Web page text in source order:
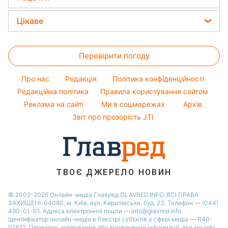
Новини Запоріжжя
Новини Львова
Новини Дніпра
Новини Тернополя
Новини Житомира
Новини Одеси
Новини Харкова
Прогноз погоди
Магнітні бурі
Ольга Сумська
Філіп Кіркоров
Олена Зеленська
Кейт Міддлтон
Алла Пугачова
Максим Галкін
Віталій Козловський
Закуски
Салати
Легкі десерти
Напої
Святкове меню
Цікаве
Тести по картинці
Оптичні ілюзії
Народні прикмети
Усе про шоу-бізнес
Перевірити погоду
Про нас Редакція
Політика конфіденційності
Редакційна політика
Правила користування сайтом
Реклама на сайті
Ми в соцмережах
Архів
Звіт про прозорість JTI
ТВОЄ ДЖЕРЕЛО НОВИН
© 2002-2026 Онлайн-медіа Главред GLAVRED.INFO. ВСІ ПРАВА
ЗАХИЩЕНІ. 04080, м. Київ, вул. Кирилівська, буд. 23. Телефон — (044)
490-01-01. Адреса електронної пошти — info@glavred.info.
Ідентифікатор онлайн-медіа в Реєстрі суб’єктів у сфері медіа — R40-